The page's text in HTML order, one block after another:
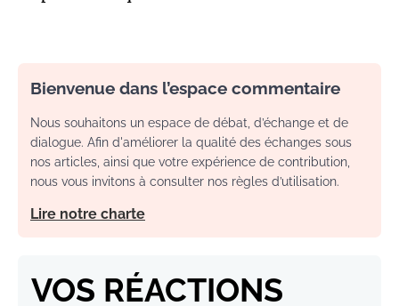
Bienvenue dans l’espace commentaire
Nous souhaitons un espace de débat, d’échange et de
dialogue. Afin d'améliorer la qualité des échanges sous
nos articles, ainsi que votre expérience de contribution,
nous vous invitons à consulter nos règles d’utilisation.
Lire notre charte
VOS RÉACTIONS